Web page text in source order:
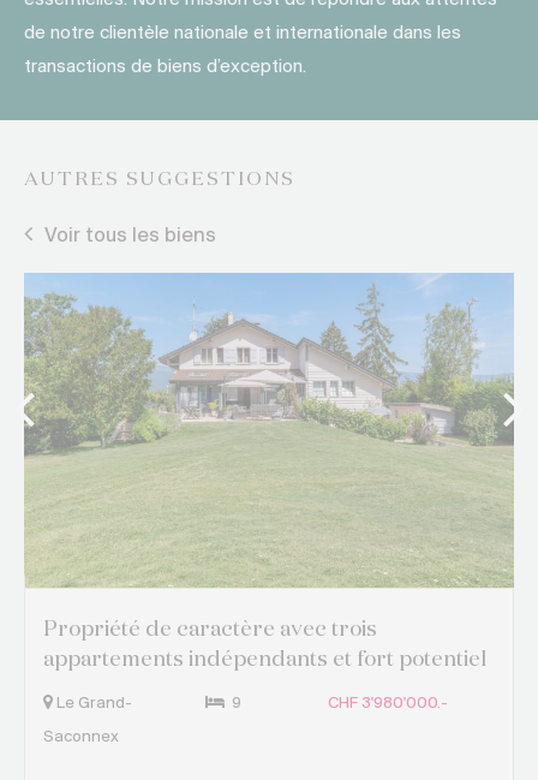
de notre clientèle nationale et internationale dans les
transactions de biens d’exception.
AUTRES SUGGESTIONS
Voir tous les biens
Propriété de caractère avec trois
appartements indépendants et fort potentiel
Le Grand-
Saconnex
9 CHF 3'980'000.-